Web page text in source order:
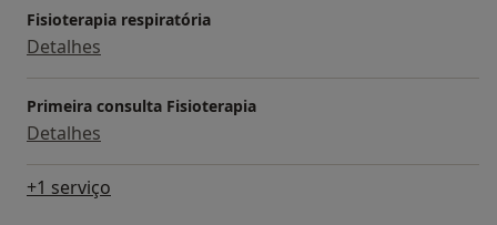
Fisioterapia respiratória
Detalhes
Primeira consulta Fisioterapia
Detalhes
+1 serviço